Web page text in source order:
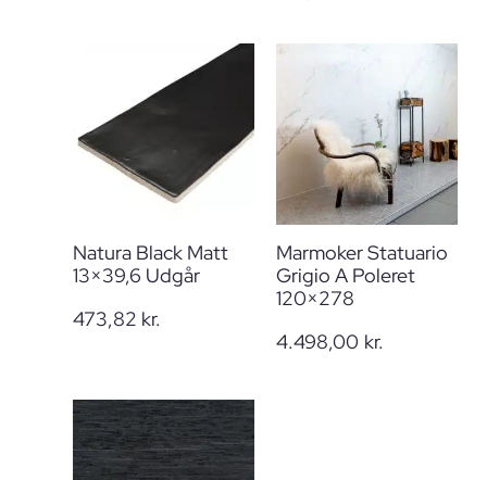
Natura Black Matt
13×39,6 Udgår
473,82 kr.
Marmoker Statuario
Grigio A Poleret
120×278
4.498,00 kr.